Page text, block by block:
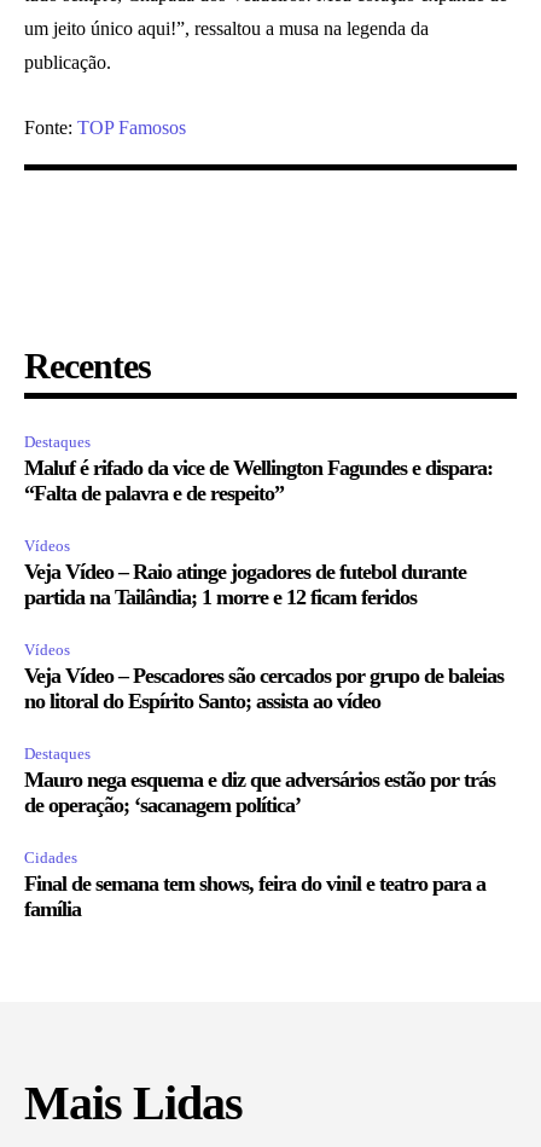
um jeito único aqui!”, ressaltou a musa na legenda da
publicação.
Fonte: TOP Famosos
Recentes
Destaques
Maluf é rifado da vice de Wellington Fagundes e dispara:
“Falta de palavra e de respeito”
Vídeos
Veja Vídeo – Raio atinge jogadores de futebol durante
partida na Tailândia; 1 morre e 12 ficam feridos
Vídeos
Veja Vídeo – Pescadores são cercados por grupo de baleias
no litoral do Espírito Santo; assista ao vídeo
Destaques
Mauro nega esquema e diz que adversários estão por trás
de operação; ‘sacanagem política’
Cidades
Final de semana tem shows, feira do vinil e teatro para a
família
Mais Lidas